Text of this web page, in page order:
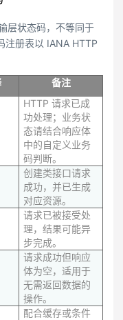
层状态码，不等同于
注册表以 IANA HTTP
备注
HTTP 请求已成
功处理；业务状
态请结合响应体
中的自定义业务
码判断。
创建类接口请求
成功，并已生成
对应资源。
请求已被接受处
理，结果可能异
步完成。
请求成功但响应
体为空，适用于
无需返回数据的
操作。
配合缓存或条件